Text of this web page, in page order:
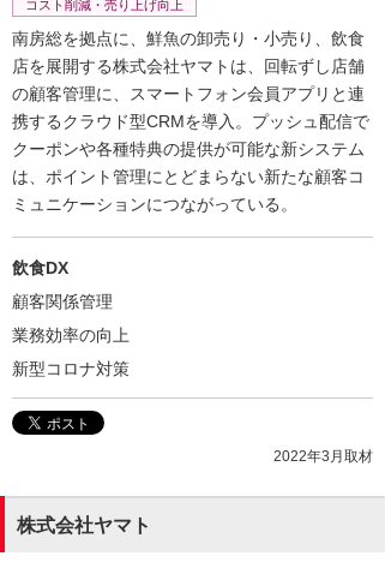
コスト削減・売り上げ向上
南房総を拠点に、鮮魚の卸売り・小売り、飲食
店を展開する株式会社ヤマトは、回転ずし店舗
の顧客管理に、スマートフォン会員アプリと連
携するクラウド型CRMを導入。プッシュ配信で
クーポンや各種特典の提供が可能な新システム
は、ポイント管理にとどまらない新たな顧客コ
ミュニケーションにつながっている。
飲食DX
顧客関係管理
業務効率の向上
新型コロナ対策
2022年3月取材
株式会社ヤマト